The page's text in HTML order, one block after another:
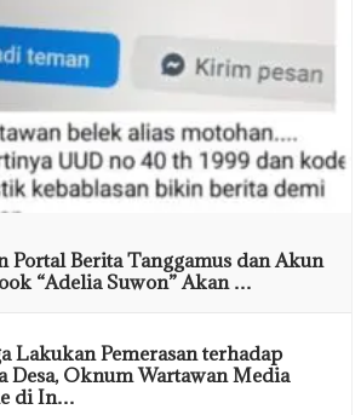
Portal Berita Tanggamus dan Akun
“Adelia Suwon” Akan …
Lakukan Pemerasan terhadap
Desa, Oknum Wartawan Media
di In…